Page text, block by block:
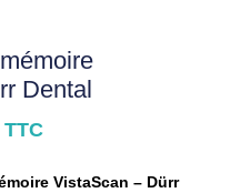
Dental
TTC
VistaScan – Dürr